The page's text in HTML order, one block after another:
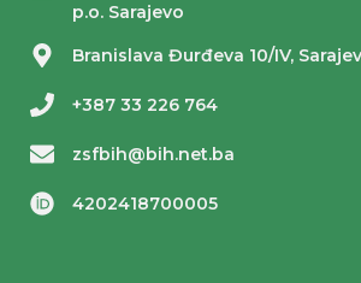
p.o. Sarajevo
Branislava Đurđeva 10/IV,
+387 33 226 764
zsfbih@bih.net.ba
4202418700005